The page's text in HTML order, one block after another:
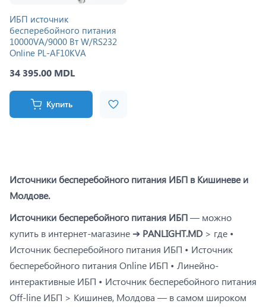
ИБП источник
бесперебойного питания
10000VA/9000 Вт W/RS232
Online PL-AF10KVA
34 395.00 MDL
Купить
Источники бесперебойного питания ИБП в Кишиневе и
Молдове.
Источники бесперебойного питания ИБП— можно
купить в интернет-магазине ➔ PANLIGHT.MD > где •
Источник бесперебойного питания ИБП • Источник
бесперебойного питания Online ИБП • Линейно-
интерактивные ИБП • Источник бесперебойного питания
Off-line ИБП > Кишинев, Молдова — в самом широком